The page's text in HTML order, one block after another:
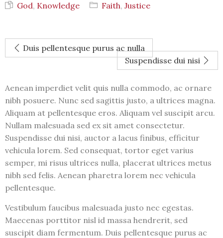
God, Knowledge Faith, Justice
Duis pellentesque purus ac nulla
Suspendisse dui nisi
Aenean imperdiet velit quis nulla commodo, ac ornare
nibh posuere. Nunc sed sagittis justo, a ultrices magna.
Aliquam at pellentesque eros. Aliquam vel suscipit arcu.
Nullam malesuada sed ex sit amet consectetur.
Suspendisse dui nisi, auctor a lacus finibus, efficitur
vehicula lorem. Sed consequat, tortor eget varius
semper, mi risus ultrices nulla, placerat ultrices metus
nibh sed felis. Aenean pharetra lorem nec vehicula
pellentesque.
Vestibulum faucibus malesuada justo nec egestas.
Maecenas porttitor nisl id massa hendrerit, sed
suscipit diam fermentum. Duis pellentesque purus ac